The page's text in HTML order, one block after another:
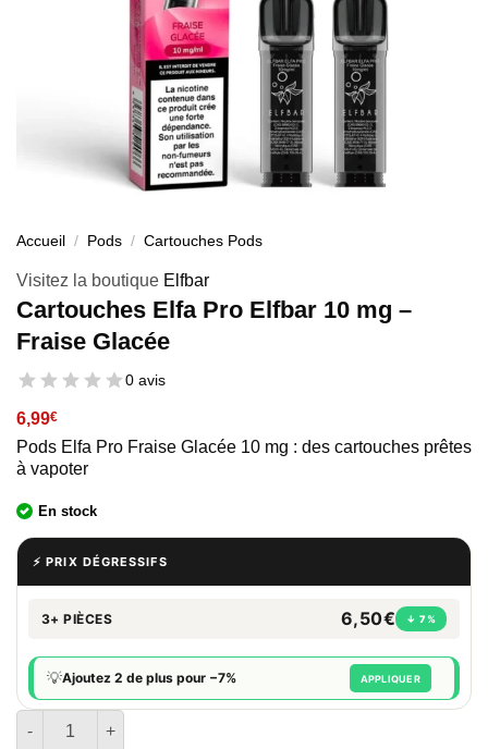
Accueil / Pods / Cartouches Pods
Visitez la boutique Elfbar
Cartouches Elfa Pro Elfbar 10 mg –
Fraise Glacée
0 avis
6,99€
Pods Elfa Pro Fraise Glacée 10 mg : des cartouches prêtes
à vapoter
En stock
⚡ PRIX DÉGRESSIFS
3+ PIÈCES 6,50€ ↓ 7%
💡Ajoutez 2 de plus pour −7% APPLIQUER
quantité de Cartouches Elfa Pro Elfbar 10 mg - Fraise Glacée